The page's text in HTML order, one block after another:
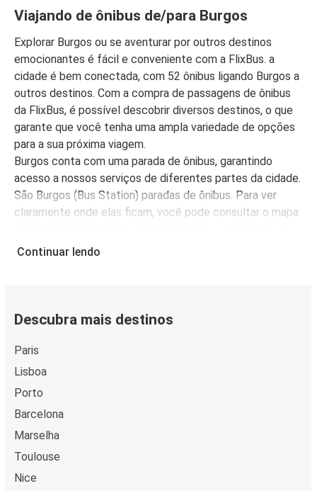
Viajando de ônibus de/para Burgos
Explorar Burgos ou se aventurar por outros destinos
emocionantes é fácil e conveniente com a FlixBus. a
cidade é bem conectada, com 52 ônibus ligando Burgos a
outros destinos. Com a compra de passagens de ônibus
da FlixBus, é possível descobrir diversos destinos, o que
garante que você tenha uma ampla variedade de opções
para a sua próxima viagem.
Burgos conta com uma parada de ônibus, garantindo
acesso a nossos serviços de diferentes partes da cidade.
São Burgos (Bus Station) paradas de ônibus. Para ver
claramente onde elas ficam, você pode consultar o mapa
ônibus.
111,99, dependendo da cidade de origem.
Continuar lendo
Descubra mais destinos
Paris
Lisboa
Porto
Barcelona
Marselha
Toulouse
Nice